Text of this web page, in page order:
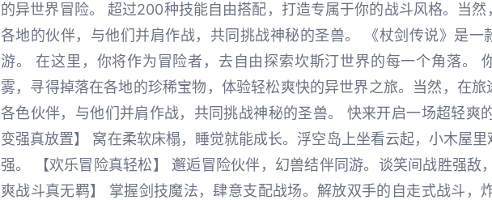
的异世界冒险。 超过200种技能自由搭配，打造专属于你的战斗风格。当然
各地的伙伴，与他们并肩作战，共同挑战神秘的圣兽。 《杖剑传说》是一
游。 在这里，你将作为冒险者，去自由探索坎斯汀世界的每一个角落。
雾，寻得掉落在各地的珍稀宝物，体验轻松爽快的异世界之旅。当然，在
各色伙伴，与他们并肩作战，共同挑战神秘的圣兽。 快来开启一场超轻爽
变强真放置】 窝在柔软床榻，睡觉就能成长。浮空岛上坐看云起，小木屋
强。 【欢乐冒险真轻松】 邂逅冒险伙伴，幻兽结伴同游。谈笑间战胜强敌
爽战斗真无羁】 掌握剑技魔法，肆意支配战场。解放双手的自走式战斗，